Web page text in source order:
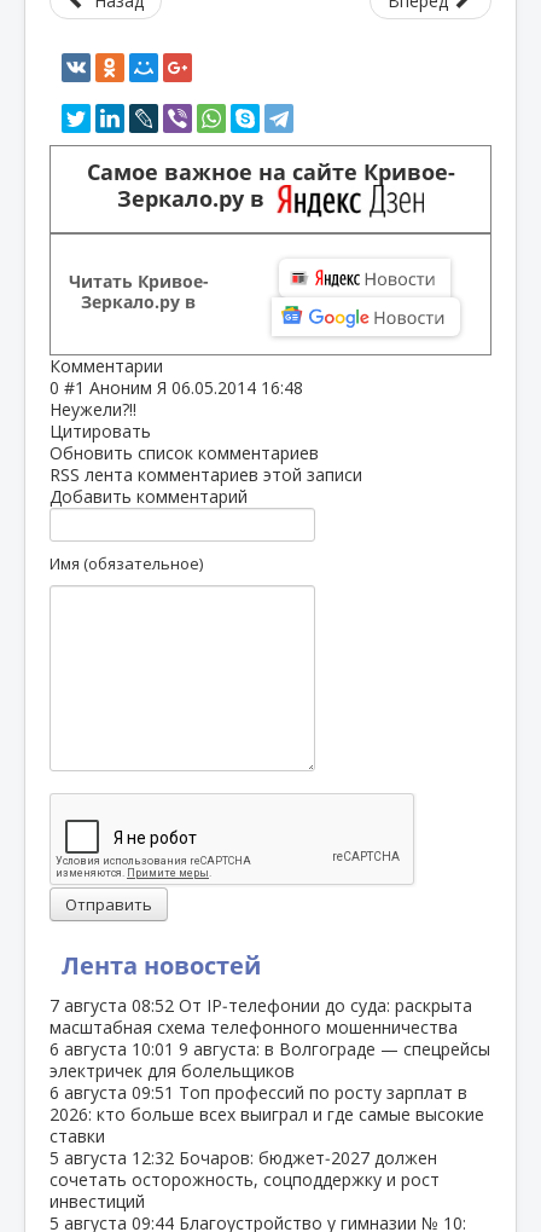
Лента новостей
7 августа 08:52 От IP‑телефонии до суда: раскрыта
масштабная схема телефонного мошенничества
6 августа 10:01 9 августа: в Волгограде — спецрейсы
электричек для болельщиков
6 августа 09:51 Топ профессий по росту зарплат в
2026: кто больше всех выиграл и где самые высокие
ставки
5 августа 12:32 Бочаров: бюджет‑2027 должен
сочетать осторожность, соцподдержку и рост
инвестиций
5 августа 09:44 Благоустройство у гимназии № 10:
Самое важное на сайте Кривое-
Зеркало.ру в
Читать Кривое-
Зеркало.ру в
Комментарии
0 #1 Аноним Я 06.05.2014 16:48
Неужели?!!
Цитировать
Обновить список комментариев
RSS лента комментариев этой записи
Добавить комментарий
Имя (обязательное)
Отправить